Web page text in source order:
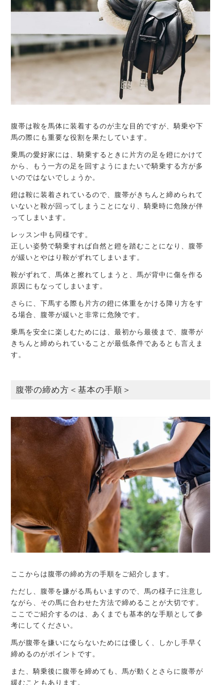
腹帯は鞍を馬体に装着するのが主な目的ですが、騎乗や下
馬の際にも重要な役割を果たしています。
乗馬の愛好家には、騎乗するときに片方の足を鐙にかけて
から、もう一方の足を回すようにまたいで騎乗する方が多
いのではないでしょうか。
鐙は鞍に装着されているので、腹帯がきちんと締められて
いないと鞍が回ってしまうことになり、騎乗時に危険が伴
ってしまいます。
レッスン中も同様です。
正しい姿勢で騎乗すれば自然と鐙を踏むことになり、腹帯
が緩いとやはり鞍がずれてしまいます。
鞍がずれて、馬体と擦れてしまうと、馬が背中に傷を作る
原因にもなってしまいます。
さらに、下馬する際も片方の鐙に体重をかける降り方をす
る場合、腹帯が緩いと非常に危険です。
乗馬を安全に楽しむためには、最初から最後まで、腹帯が
きちんと締められていることが最低条件であるとも言えま
す。
腹帯の締め方＜基本の手順＞
ここからは腹帯の締め方の手順をご紹介します。
ただし、腹帯を嫌がる馬もいますので、馬の様子に注意し
ながら、その馬に合わせた方法で締めることが大切です。
ここでご紹介するのは、あくまでも基本的な手順として参
考にしてください。
馬が腹帯を嫌いにならないためには優しく、しかし手早く
締めるのがポイントです。
また、騎乗後に腹帯を締めても、馬が動くとさらに腹帯が
緩むこともあります。